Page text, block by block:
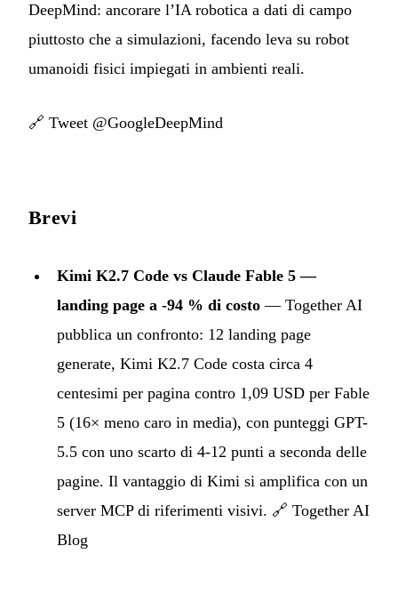
DeepMind: ancorare l’IA robotica a dati di campo
piuttosto che a simulazioni, facendo leva su robot
umanoidi fisici impiegati in ambienti reali.
🔗 Tweet @GoogleDeepMind
Brevi
Kimi K2.7 Code vs Claude Fable 5 —
landing page a -94 % di costo — Together AI
pubblica un confronto: 12 landing page
generate, Kimi K2.7 Code costa circa 4
centesimi per pagina contro 1,09 USD per Fable
5 (16× meno caro in media), con punteggi GPT-
5.5 con uno scarto di 4-12 punti a seconda delle
pagine. Il vantaggio di Kimi si amplifica con un
server MCP di riferimenti visivi. 🔗 Together AI
Blog